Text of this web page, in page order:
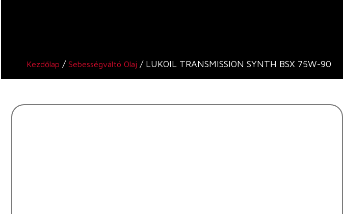
Kezdőlap / Sebességváltó Olaj / LUKOIL TRANSMISSION SYNTH BSX 75W-90